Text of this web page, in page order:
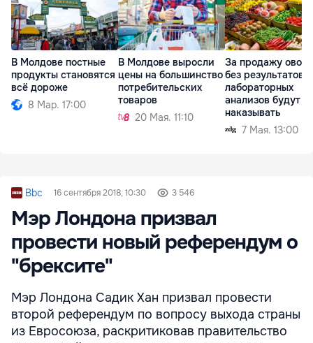
В Молдове постные
продукты становятся
всё дороже
8 Мар. 17:00
В Молдове выросли
цены на большинство
потребительских
товаров
20 Мая. 11:10
За продажу
без результатов
лабораторных
анализов будут
наказывать
7 Мая. 13:00
Bbc 16 сентября 2018, 10:30 3 546
Мэр Лондона призвал
провести новый референдум о
"брексите"
Мэр Лондона Садик Хан призвал провести
второй референдум по вопросу выхода страны
из Евросоюза, раскритиковав правительство